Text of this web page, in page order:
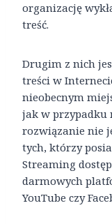
organizację
treść.
Drugim z nich
treści w
nieobecnym
jak w przypadku
rozwiązanie nie
tych, którzy
Streaming
darmowych
YouTube czy